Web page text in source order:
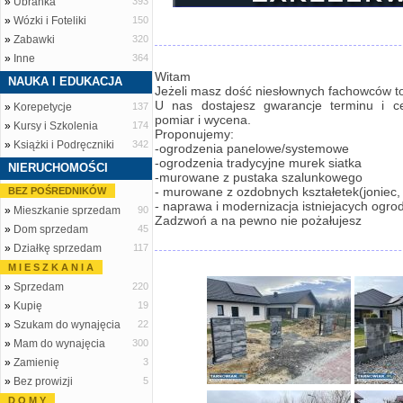
» Wózki i Foteliki 150
» Zabawki 320
» Inne 364
NAUKA I EDUKACJA
» Korepetycje 137
» Kursy i Szkolenia 174
» Książki i Podręczniki 342
NIERUCHOMOŚCI
BEZ POŚREDNIKÓW
» Mieszkanie sprzedam 90
» Dom sprzedam 45
» Działkę sprzedam
117
M I E S Z K A N I A
» Sprzedam 220
» Kupię 19
» Szukam do wynajęcia 22
» Mam do wynajęcia 300
» Zamienię 3
» Bez prowizji
5
D O M Y
Witam
Jeżeli masz dość niesłownych fachowców
U nas dostajesz gwarancje terminu i
pomiar i wycena.
Proponujemy:
-ogrodzenia panelowe/systemowe
-ogrodzenia tradycyjne murek siatka
-murowane z pustaka szalunkowego
- murowane z ozdobnych
- naprawa i modernizacja istniejacych
Zadzwoń a na pewno nie pożałujesz